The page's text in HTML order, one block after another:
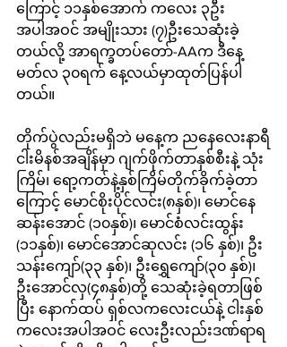
ကြောင့် ၁၁နှစ်အောက် ကလေး ၃ဦး
အပါအဝင် အမျိုးသား (၇)ဦးသေဆုံးခဲ့
တယ်လို့ အာရက္ခတပ်တော်-AAက ဒီနေ့
မတ်လ ၃၀ရက် နေ့လယ်မှာထုတ်ပြန်ပါ
တယ်။
တိုက်ပွဲလည်းမရှိဘဲ မနေ့က ညနေလေးနာရီ
ငါးမိနစ်အချိန်မှာ ဂျက်ဖိုက်တာနှစ်စီးနဲ့ သုံး
ကြိမ်၊ ရော့ကတ်နဲ့နှစ်ကြိမ်တိုက်ခိုက်ခဲ့တာ
ကြောင့် မောင်စိုးပိုင်လင်း(၈နှစ်)၊ မောင်နေ
ဆန်းအောင် (၁၀နှစ်)၊ မောင်စံလင်းထွန်း
(၁၁နှစ်)၊ မောင်အောင်ဆုလင်း (၁၆ နှစ်)၊ ဦး
သန်းကျော်(၃၃ နှစ်)၊ ဦးရွှေကျော်(၃၀ နှစ်)၊
ဦး‌အောင်လှ(၄၈နှစ်)တို့ သေဆုံးခဲ့ရတာဖြစ်
ပြီး နောက်ထပ် ရှစ်လကလေးငယ်နဲ့ ငါးနှစ်
ကလေးအပါအဝင် လေးဦးလည်းဒဏ်ရာရ